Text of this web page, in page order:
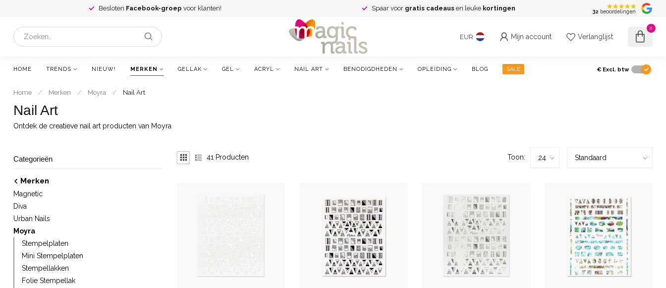
Besloten Facebook-groep voor klanten! Spaar voor gratis cadeaus en leuke kortingen 32 beoordelingen
EUR Mijn account Verlanglijst
0
HOME TRENDS NIEUW! MERKEN GELLAK GEL ACRYL NAIL ART BENODIGDHEDEN OPLEIDING BLOG SALE € Excl. btw
Home / Merken / Moyra / Nail Art
Nail Art
Ontdek de creatieve nail art producten van Moyra
Categorieën
Merken
Magnetic
Diva
Urban Nails
Moyra
Stempelplaten
Mini Stempelplaten
Stempellakken
Folie Stempellak
41 Producten Toon: